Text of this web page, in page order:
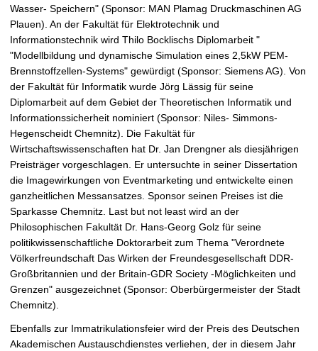
Wasser- Speichern" (Sponsor: MAN Plamag Druckmaschinen AG
Plauen). An der Fakultät für Elektrotechnik und
Informationstechnik wird Thilo Bocklischs Diplomarbeit "
"Modellbildung und dynamische Simulation eines 2,5kW PEM-
Brennstoffzellen-Systems" gewürdigt (Sponsor: Siemens AG). Von
der Fakultät für Informatik wurde Jörg Lässig für seine
Diplomarbeit auf dem Gebiet der Theoretischen Informatik und
Informationssicherheit nominiert (Sponsor: Niles- Simmons-
Hegenscheidt Chemnitz). Die Fakultät für
Wirtschaftswissenschaften hat Dr. Jan Drengner als diesjährigen
Preisträger vorgeschlagen. Er untersuchte in seiner Dissertation
die Imagewirkungen von Eventmarketing und entwickelte einen
ganzheitlichen Messansatzes. Sponsor seinen Preises ist die
Sparkasse Chemnitz. Last but not least wird an der
Philosophischen Fakultät Dr. Hans-Georg Golz für seine
politikwissenschaftliche Doktorarbeit zum Thema "Verordnete
Völkerfreundschaft Das Wirken der Freundesgesellschaft DDR-
Großbritannien und der Britain-GDR Society -Möglichkeiten und
Grenzen" ausgezeichnet (Sponsor: Oberbürgermeister der Stadt
Chemnitz).
Ebenfalls zur Immatrikulationsfeier wird der Preis des Deutschen
Akademischen Austauschdienstes verliehen, der in diesem Jahr